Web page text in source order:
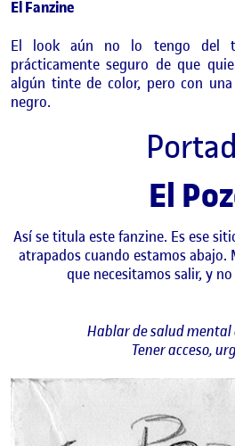
El Fanzine
El look aún no lo tengo del
prácticamente seguro de que
algún tinte de color, pero con
negro.
El
Así se titula este fanzine. Es ese
atrapados cuando estamos abajo.
que necesitamos salir, y
Hablar de salud mental
Tener acceso,